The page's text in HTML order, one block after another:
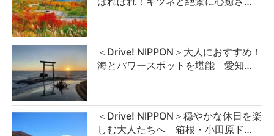
＜Drive! NIPPON＞大人におすすめ！
海とパワースポットを堪能 愛知…
＜Drive! NIPPON＞穏やかな休日を楽
しむ大人たちへ 箱根・小田原ド…